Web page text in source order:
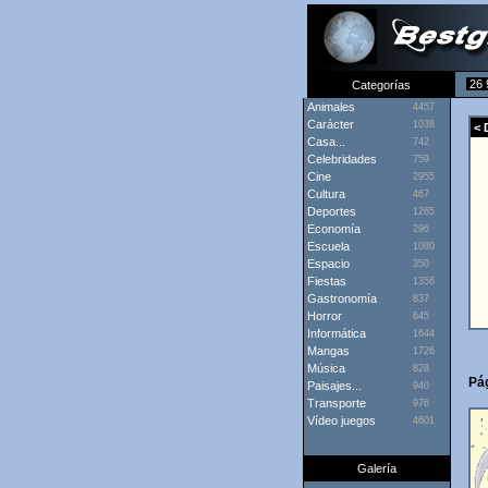
Categorías
26
Animales
4457
Carácter 1038
Casa... 742
Celebridades 759
Cine 2955
Cultura 467
Deportes 1265
Economía 296
Escuela 1080
Espacio 350
Fiestas 1356
Gastronomía 837
Horror 645
Informática 1644
Mangas 1726
Música 828
Paisajes... 940
Transporte 976
Vídeo juegos 4601
Galería
<